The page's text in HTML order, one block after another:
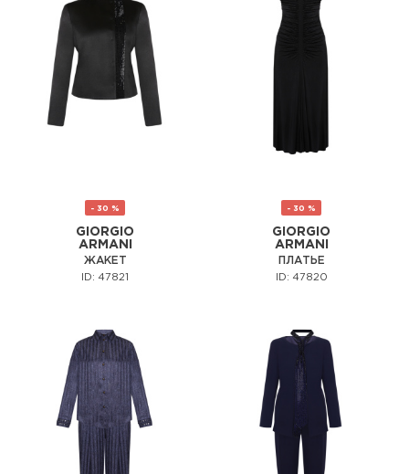
- 30 %
GIORGIO
ARMANI
ЖАКЕТ
ID: 47821
- 30 %
GIORGIO
ARMANI
ПЛАТЬЕ
ID: 47820